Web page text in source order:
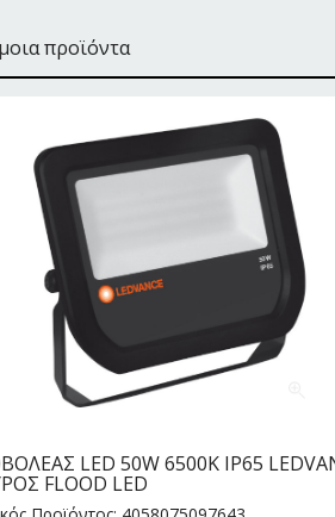
προϊόντα
LED 50W 6500Κ IP65
FLOOD LED